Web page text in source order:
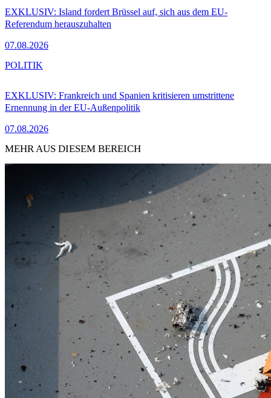
EXKLUSIV: Island fordert Brüssel auf, sich aus dem EU-
Referendum herauszuhalten
07.08.2026
EXKLUSIV: Frankreich und Spanien kritisieren umstrittene
Ernennung in der EU-Außenpolitik
07.08.2026
POLITIK
MEHR AUS DIESEM BEREICH